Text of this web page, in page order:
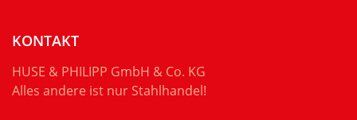
KONTAKT
HUSE & PHILIPP GmbH & Co. KG
Alles andere ist nur Stahlhandel!